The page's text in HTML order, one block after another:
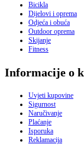
Bicikla
Dijelovi i oprema
Odjeća i obuća
Outdoor oprema
Skijanje
Fitness
Informacije o
Uvjeti kupovine
Sigurnost
Naručivanje
Plaćanje
Isporuka
Reklamacija